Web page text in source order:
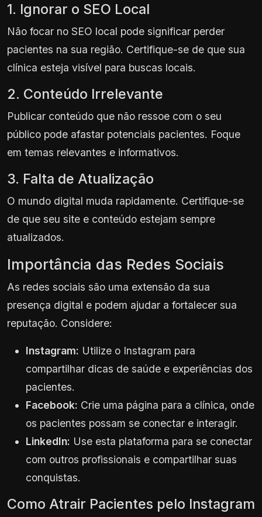
1. Ignorar o SEO Local
Não focar no SEO local pode significar perder
pacientes na sua região. Certifique-se de que sua
clínica esteja visível para buscas locais.
2. Conteúdo Irrelevante
Publicar conteúdo que não ressoe com o seu
público pode afastar potenciais pacientes. Foque
em temas relevantes e informativos.
3. Falta de Atualização
O mundo digital muda rapidamente. Certifique-se
de que seu site e conteúdo estejam sempre
atualizados.
Importância das Redes Sociais
As redes sociais são uma extensão da sua
presença digital e podem ajudar a fortalecer sua
reputação. Considere:
Instagram: Utilize o Instagram para
compartilhar dicas de saúde e experiências dos
pacientes.
Facebook: Crie uma página para a clínica, onde
os pacientes possam se conectar e interagir.
LinkedIn: Use esta plataforma para se conectar
com outros profissionais e compartilhar suas
conquistas.
Como Atrair Pacientes pelo Instagram